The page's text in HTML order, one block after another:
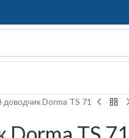
доводчик Dorma TS 71